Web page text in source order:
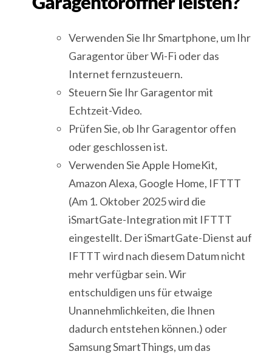
Verwenden Sie Ihr Smartphone, um Ihr
Garagentor über Wi-Fi oder das
Internet fernzusteuern.
Steuern Sie Ihr Garagentor mit
Echtzeit-Video.
Prüfen Sie, ob Ihr Garagentor offen
oder geschlossen ist.
Verwenden Sie Apple HomeKit,
Amazon Alexa, Google Home, IFTTT
(Am 1. Oktober 2025 wird die
iSmartGate-Integration mit IFTTT
eingestellt. Der iSmartGate-Dienst auf
IFTTT wird nach diesem Datum nicht
mehr verfügbar sein. Wir
entschuldigen uns für etwaige
Unannehmlichkeiten, die Ihnen
dadurch entstehen können.) oder
Samsung SmartThings, um das